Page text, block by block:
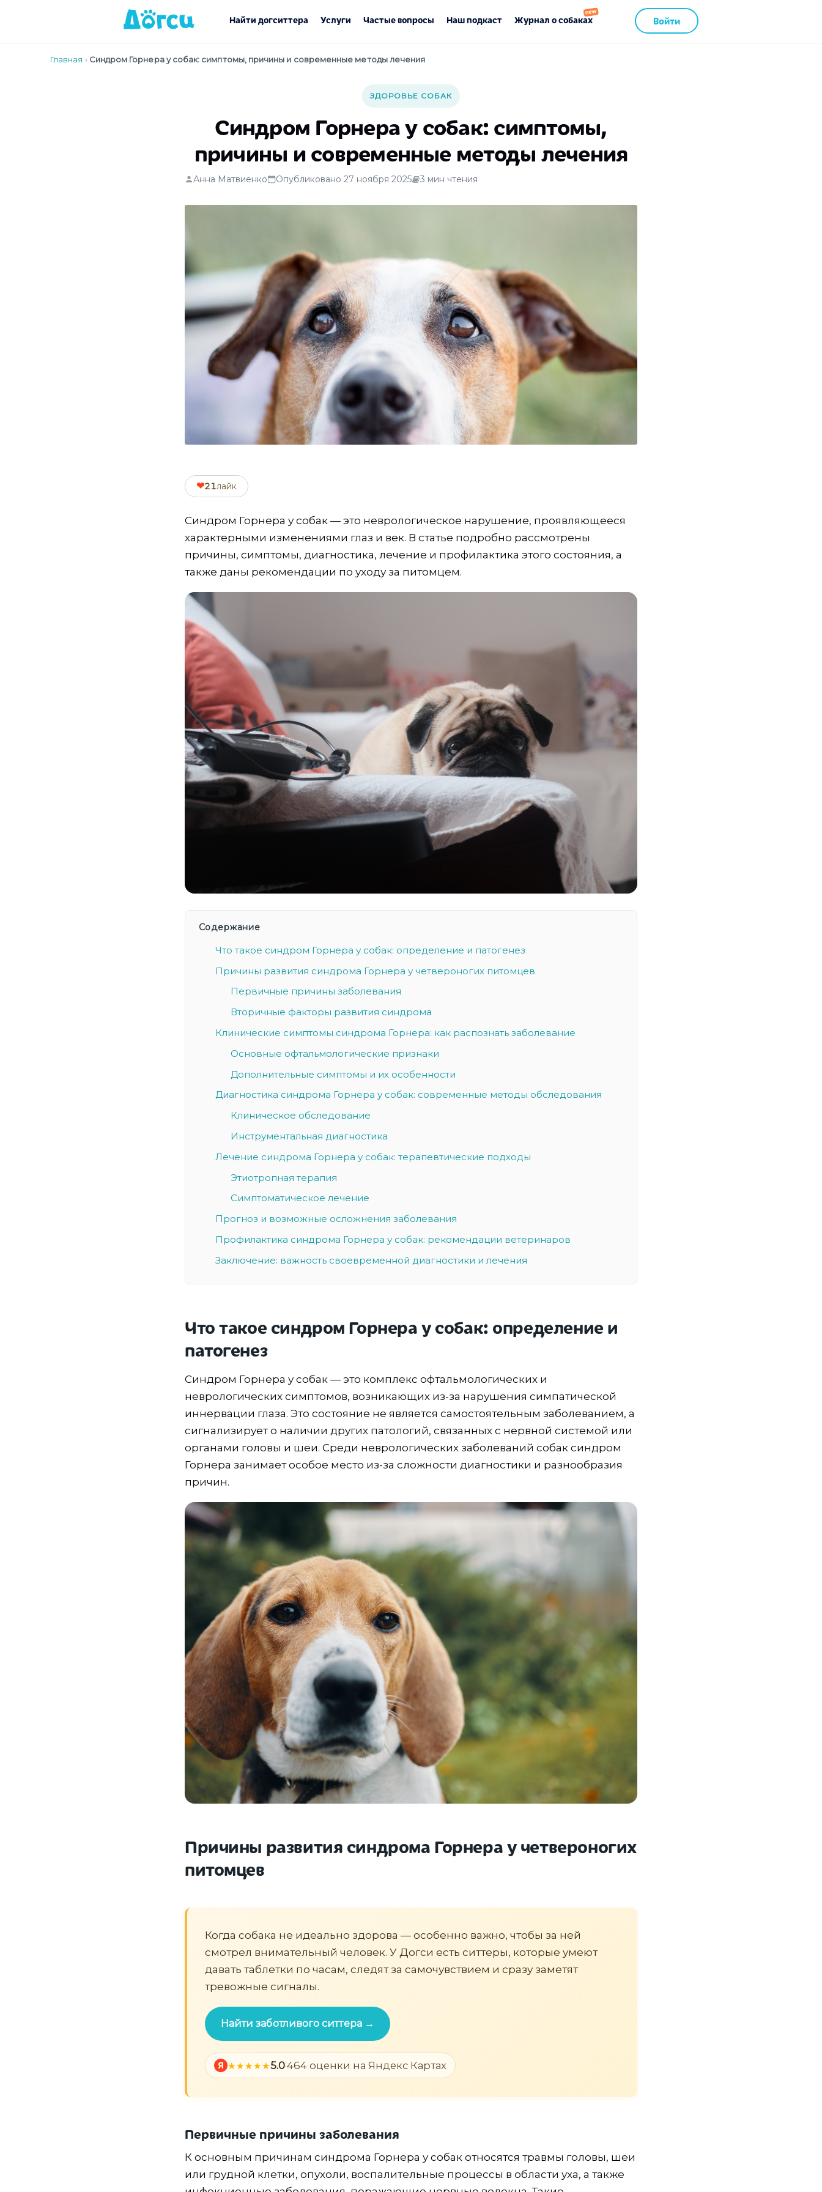
Найти догситтера Услуги Частые вопросы Наш подкаст Журнал о собаках Войти
Главная › Синдром Горнера у собак: симптомы, причины и современные методы лечения
ЗДОРОВЬЕ СОБАК
Синдром Горнера у собак: симптомы,
причины и современные методы лечения
Анна Матвиенко Опубликовано 27 ноября 2025 3 мин чтения
❤21лайк
Синдром Горнера у собак — это неврологическое нарушение, проявляющееся
характерными изменениями глаз и век. В статье подробно рассмотрены
причины, симптомы, диагностика, лечение и профилактика этого состояния, а
также даны рекомендации по уходу за питомцем.
Содержание
Что такое синдром Горнера у собак: определение и патогенез
Причины развития синдрома Горнера у четвероногих питомцев
Первичные причины заболевания
Вторичные факторы развития синдрома
Клинические симптомы синдрома Горнера: как распознать заболевание
Основные офтальмологические признаки
Дополнительные симптомы и их особенности
Диагностика синдрома Горнера у собак: современные методы обследования
Клиническое обследование
Инструментальная диагностика
Лечение синдрома Горнера у собак: терапевтические подходы
Этиотропная терапия
Симптоматическое лечение
Прогноз и возможные осложнения заболевания
Профилактика синдрома Горнера у собак: рекомендации ветеринаров
Заключение: важность своевременной диагностики и лечения
Что такое синдром Горнера у собак: определение и
патогенез
Синдром Горнера у собак — это комплекс офтальмологических и
неврологических симптомов, возникающих из-за нарушения симпатической
иннервации глаза. Это состояние не является самостоятельным заболеванием, а
сигнализирует о наличии других патологий, связанных с нервной системой или
органами головы и шеи. Среди неврологических заболеваний собак синдром
Горнера занимает особое место из-за сложности диагностики и разнообразия
причин.
Причины развития синдрома Горнера у четвероногих
питомцев
Когда собака не идеально здорова — особенно важно, чтобы за ней
смотрел внимательный человек. У Догси есть ситтеры, которые умеют
давать таблетки по часам, следят за самочувствием и сразу заметят
тревожные сигналы.
Найти заботливого ситтера →
Я 5.0·464 оценки на Яндекс Картах
Первичные причины заболевания
К основным причинам синдрома Горнера у собак относятся травмы головы, шеи
или грудной клетки, опухоли, воспалительные процессы в области уха, а также